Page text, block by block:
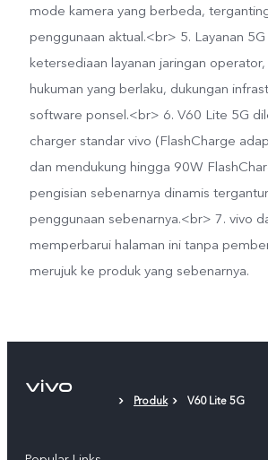
mode kamera yang berbeda,
penggunaan aktual.<br> 5. Layanan
ketersediaan layanan jaringan
hukuman yang berlaku, dukungan
software ponsel.<br> 6. V60 Lite 5G
charger standar vivo (FlashCharge
dan mendukung hingga 90W
pengisian sebenarnya dinamis
penggunaan sebenarnya.<br> 7. vivo
memperbarui halaman ini tanpa
merujuk ke produk yang sebenarnya.
Produk V60 Lite 5G